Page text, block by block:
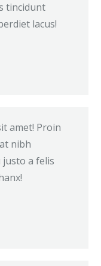
tincidunt
lacus!
amet! Proin
nibh
justo a felis